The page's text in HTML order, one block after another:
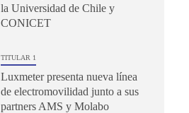
la Universidad de Chile y
CONICET
TITULAR 1
Luxmeter presenta nueva línea
de electromovilidad junto a sus
partners AMS y Molabo